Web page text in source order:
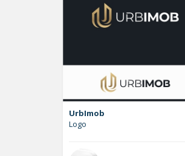
UrbImob
Logo